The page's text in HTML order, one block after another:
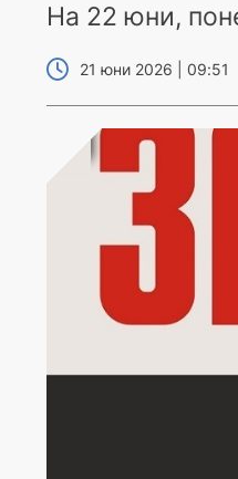
На 22 юни,
21 юни 2026 | 09:51